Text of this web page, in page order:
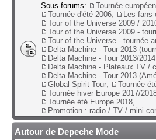
Sous-forums: Tournée
Tournée d'été 2006
Les fans
Tour of the Universe 2009 /
Tour of the Universe 2009 -
Tour of the Universe - tournée
Delta Machine - Tour 2013
Delta Machine - Tour 2013/
Delta Machine - Plateaux TV /
Delta Machine - Tour 2013
Global Spirit Tour
Tournée
Tournée hiver Europe 2017/
Tournée été Europe 2018
Promotion : radio / TV / mini
Autour de Depeche Mode